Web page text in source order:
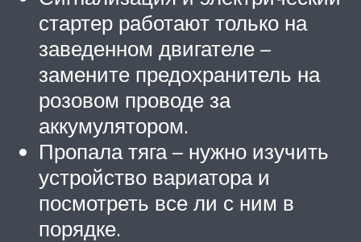
стартер работают только на
заведенном двигателе –
замените предохранитель на
розовом проводе за
аккумулятором.
Пропала тяга – нужно изучить
устройство вариатора и
посмотреть все ли с ним в
порядке.